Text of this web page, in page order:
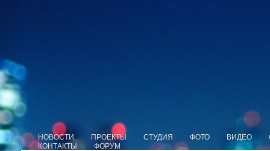
НОВОСТИ ПРОЕКТЫ СТУДИЯ ФОТО ВИДЕО
КОНТАКТЫ
ФОРУМ